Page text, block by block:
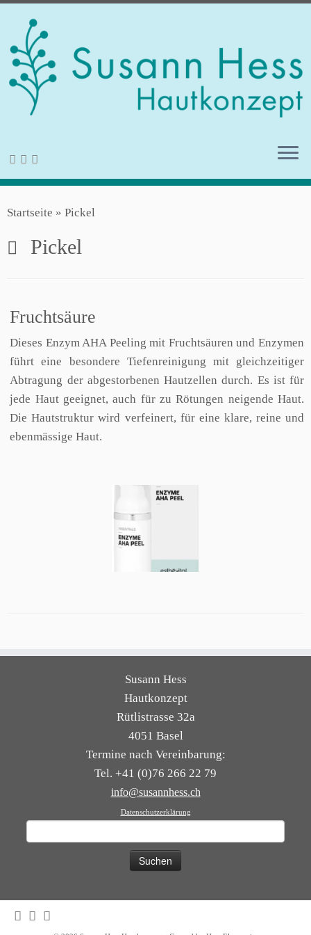
Inhalt
Startseite » Pickel
Pickel
Fruchtsäure
Dieses Enzym AHA Peeling mit Fruchtsäuren und Enzymen
führt eine besondere Tiefenreinigung mit gleichzeitiger
Abtragung der abgestorbenen Hautzellen durch. Es ist für
jede Haut geeignet, auch für zu Rötungen neigende Haut.
Die Hautstruktur wird verfeinert, für eine klare, reine und
ebenmässige Haut.
Susann Hess
Hautkonzept
Rütlistrasse 32a
4051 Basel
Termine nach Vereinbarung:
Tel. +41 (0)76 266 22 79
info@susannhess.ch
Datenschutzerklärung